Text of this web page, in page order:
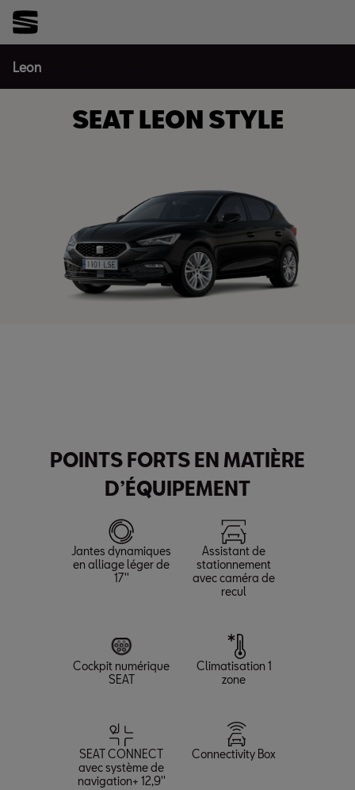
Leon
SEAT LEON STYLE
POINTS FORTS EN MATIÈRE
D’ÉQUIPEMENT
Jantes dynamiques
en alliage léger de
17′′
Assistant de
stationnement
avec caméra de
recul
Cockpit numérique
SEAT
Climatisation 1
zone
SEAT CONNECT
avec système de
navigation+ 12,9''
Connectivity Box